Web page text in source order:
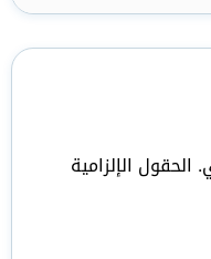
الحقول الإلزامية